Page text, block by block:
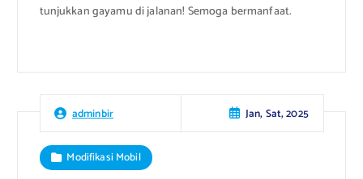
tunjukkan gayamu di jalanan! Semoga bermanfaat.
adminbir Jan, Sat, 2025
Modifikasi Mobil